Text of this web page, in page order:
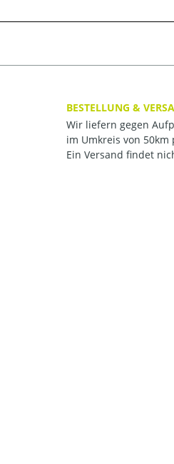
BESTELLUNG &
Wir liefern gegen
im Umkreis von 50km
Ein Versand findet